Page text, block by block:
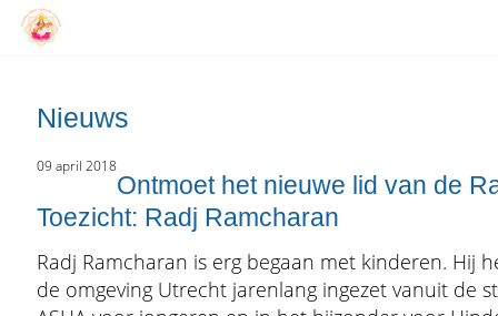
Nieuws
09 april 2018
Ontmoet het nieuwe lid van de
Toezicht: Radj Ramcharan
Radj Ramcharan is erg begaan met kinderen. Hij
de omgeving Utrecht jarenlang ingezet vanuit de